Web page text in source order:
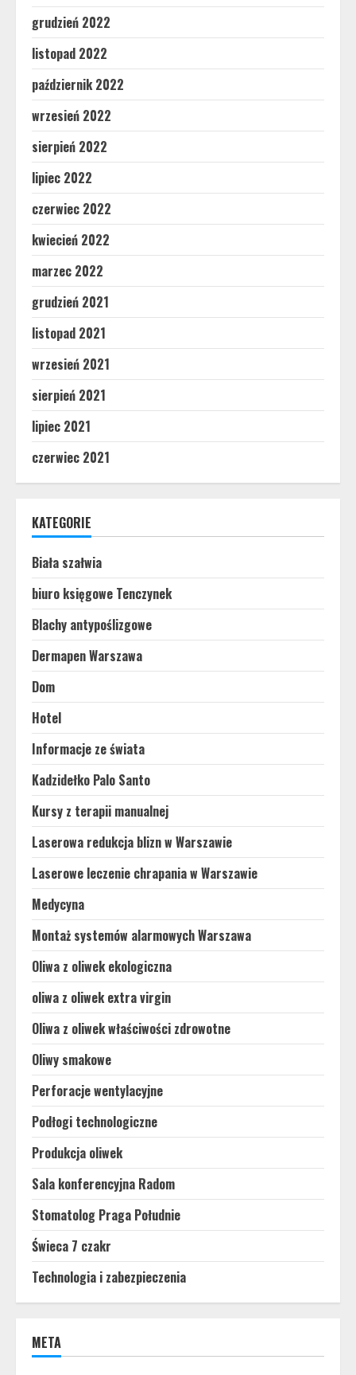
grudzień 2022
listopad 2022
październik 2022
wrzesień 2022
sierpień 2022
lipiec 2022
czerwiec 2022
kwiecień 2022
marzec 2022
grudzień 2021
listopad 2021
wrzesień 2021
sierpień 2021
lipiec 2021
czerwiec 2021
KATEGORIE
Biała szałwia
biuro księgowe Tenczynek
Blachy antypoślizgowe
Dermapen Warszawa
Dom
Hotel
Informacje ze świata
Kadzidełko Palo Santo
Kursy z terapii manualnej
Laserowa redukcja blizn w Warszawie
Laserowe leczenie chrapania w Warszawie
Medycyna
Montaż systemów alarmowych Warszawa
Oliwa z oliwek ekologiczna
oliwa z oliwek extra virgin
Oliwa z oliwek właściwości zdrowotne
Oliwy smakowe
Perforacje wentylacyjne
Podłogi technologiczne
Produkcja oliwek
Sala konferencyjna Radom
Stomatolog Praga Południe
Świeca 7 czakr
Technologia i zabezpieczenia
META